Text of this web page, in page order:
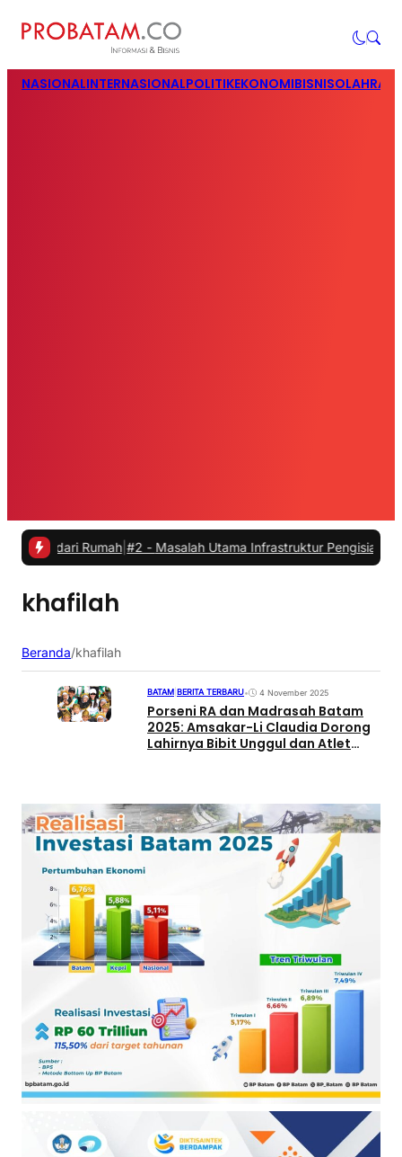
NASIONALINTERNASIONALPOLITIKEKONOMIBISNIS
dari Rumah| #2 -Masalah Utama Infrastruktur Pengisian Daya
khafilah
Beranda/khafilah
BATAM BERITA TERBARU• 4 November 2025
Porseni RA dan Madrasah Batam
2025: Amsakar-Li Claudia Dorong
Lahirnya Bibit Unggul dan Atlet